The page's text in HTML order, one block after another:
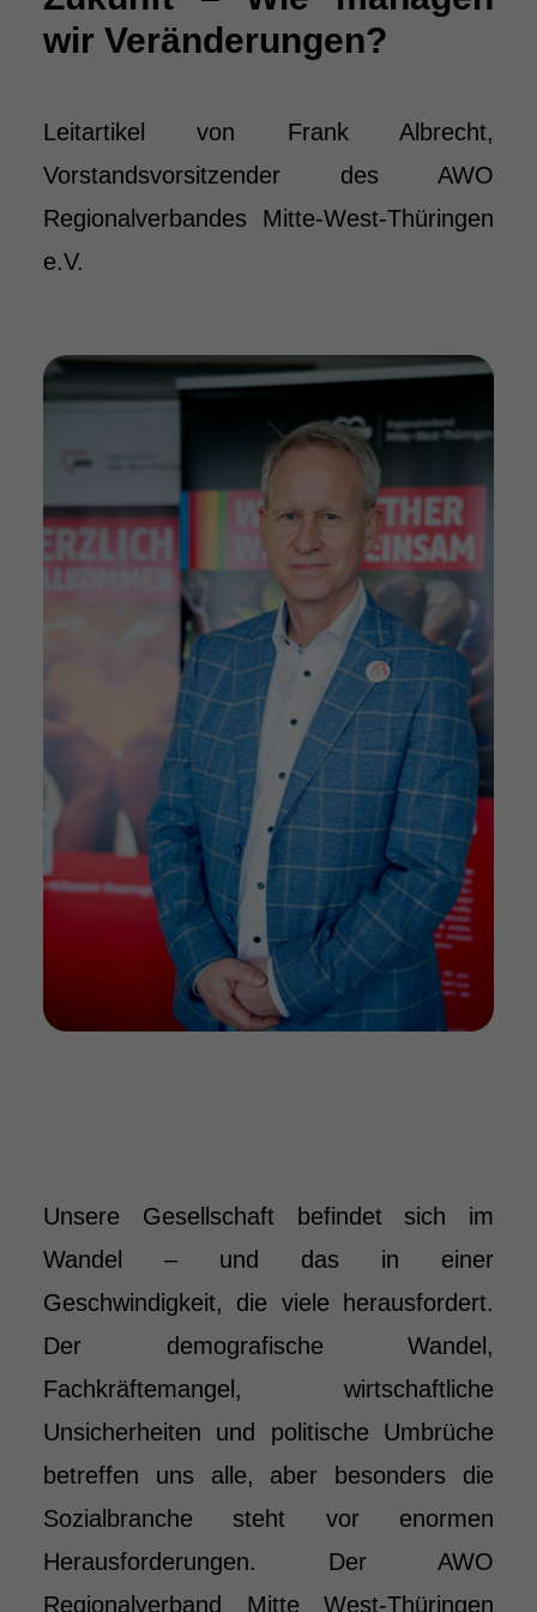
wir Veränderungen?
Leitartikel von Frank Albrecht,
Vorstandsvorsitzender des AWO
Regionalverbandes Mitte-West-Thüringen
e.V.
Unsere Gesellschaft befindet sich im
Wandel – und das in einer
Geschwindigkeit, die viele herausfordert.
Der demografische Wandel,
Fachkräftemangel, wirtschaftliche
Unsicherheiten und politische Umbrüche
betreffen uns alle, aber besonders die
Sozialbranche steht vor enormen
Herausforderungen. Der AWO
Regionalverband Mitte West-Thüringen